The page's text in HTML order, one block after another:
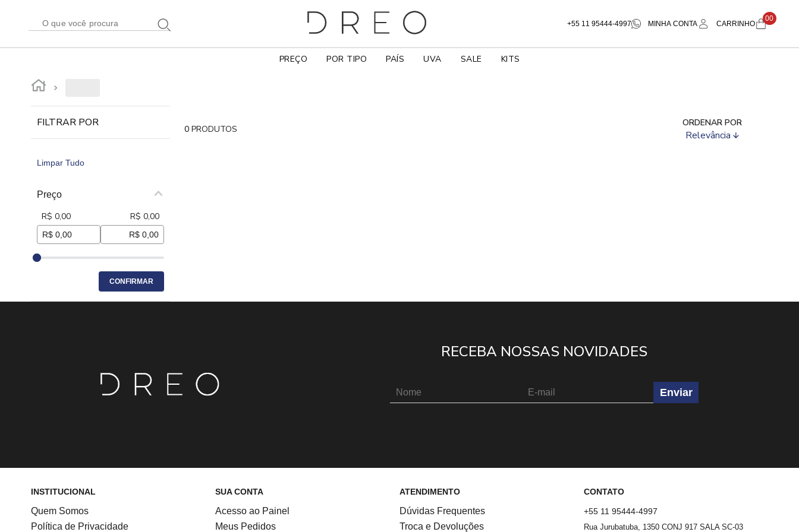
+55 11 95444-4997 MINHA CONTA CARRINHO
00
PREÇO POR TIPO PAÍS UVA SALE KITS
FILTRAR POR
Limpar Tudo
Preço
R$ 0,00 R$ 0,00
CONFIRMAR
0 PRODUTOS
ORDENAR POR
Relevância
RECEBA NOSSAS NOVIDADES
Enviar
INSTITUCIONAL
Quem Somos
Política de Privacidade
SUA CONTA
Acesso ao Painel
Meus Pedidos
ATENDIMENTO
Dúvidas Frequentes
Troca e Devoluções
CONTATO
+55 11 95444-4997
Rua Jurubatuba, 1350 CONJ 917 SALA SC-03